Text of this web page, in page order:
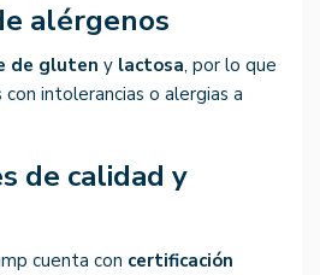
alérgenos
de gluten y lactosa, por lo que
intolerancias o alergias a
de calidad y
cuenta con certificación